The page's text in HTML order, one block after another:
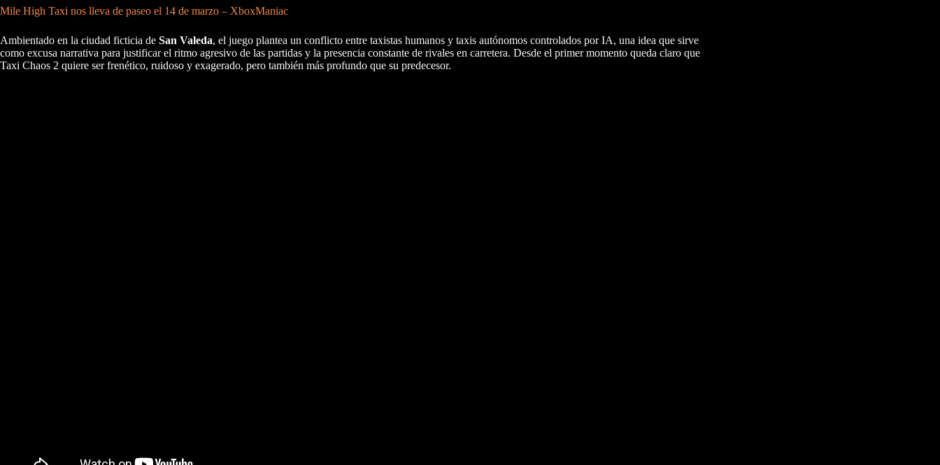
Mile High Taxi nos lleva de paseo el 14 de marzo – XboxManiac
Ambientado en la ciudad ficticia de San Valeda, el juego plantea un conflicto entre taxistas humanos y taxis autónomos controlados por IA, una idea que sirve
como excusa narrativa para justificar el ritmo agresivo de las partidas y la presencia constante de rivales en carretera. Desde el primer momento queda claro que
Taxi Chaos 2 quiere ser frenético, ruidoso y exagerado, pero también más profundo que su predecesor.